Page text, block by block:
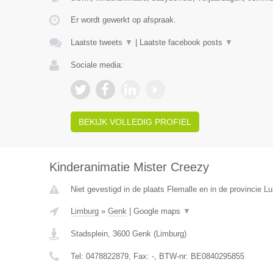
Er wordt gewerkt op afspraak.
Laatste tweets ▼ Laatste facebook posts ▼
Sociale media:
BEKIJK VOLLEDIG PROFIEL
Kinderanimatie Mister Creezy
Niet gevestigd in de plaats Flemalle en in de provincie
Limburg» Genk| Google maps ▼
Stadsplein, 3600 Genk(Limburg)
Tel: 0478822879, Fax: -, BTW-nr: BE0840295855